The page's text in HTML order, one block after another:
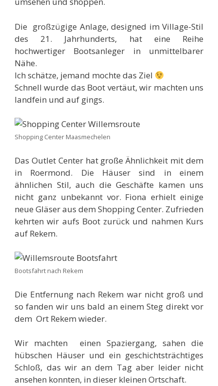
Die großzügige Anlage, designed im Village-Stil
des 21. Jahrhunderts, hat eine Reihe
hochwertiger Bootsanleger in unmittelbarer
Nähe.
Ich schätze, jemand mochte das Ziel
Schnell wurde das Boot vertäut, wir machten uns
landfein und auf gings.
Shopping Center Maasmechelen
Das Outlet Center hat große Ähnlichkeit mit dem
in Roermond. Die Häuser sind in einem
ähnlichen Stil, auch die Geschäfte kamen uns
nicht ganz unbekannt vor. Fiona erhielt einige
neue Gläser aus dem Shopping Center. Zufrieden
kehrten wir aufs Boot zurück und nahmen Kurs
auf Rekem.
Bootsfahrt nach Rekem
Die Entfernung nach Rekem war nicht groß und
so fanden wir uns bald an einem Steg direkt vor
dem Ort Rekem wieder.
Wir machten einen Spaziergang, sahen die
hübschen Häuser und ein geschichtsträchtiges
Schloß, das wir an dem Tag aber leider nicht
ansehen konnten, in dieser kleinen Ortschaft.